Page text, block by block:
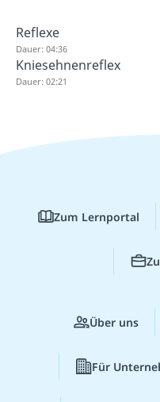
Reflexe
Dauer: 04:36
Kniesehnenreflex
Dauer: 02:21
Zum Lernportal
Über uns
Für